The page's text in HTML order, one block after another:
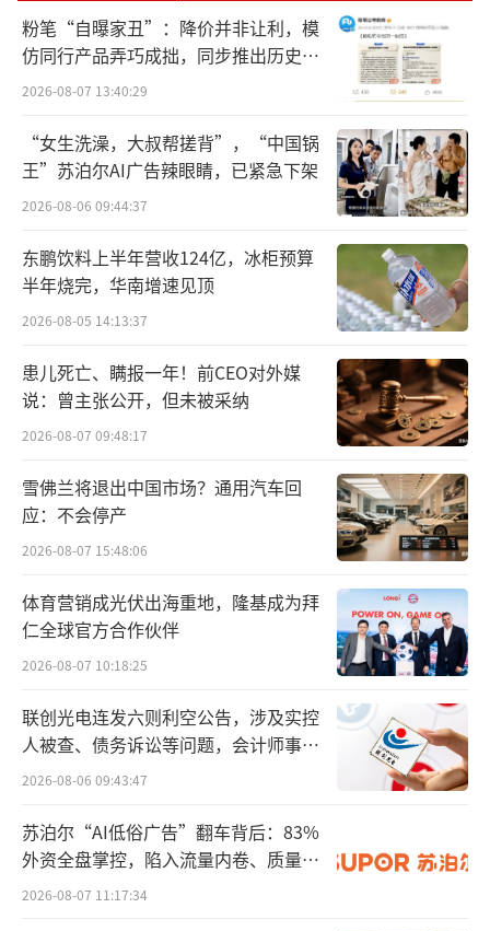
长线出行成为更多人的长假选择。假期异
求来自省外用户。异地出行用户常驻地与目的
地城市相距800公里以上的长线游打车需求同比
去年上涨22%，其中00后和95后贡献了47%的
长线需求。新疆喀什、甘肃武威、黑龙江齐齐
哈尔三地假期用车需求突出，同比分别上涨8
7%、78%和74%。
双节期间，坐大巴跨城出游、返乡需求高
涨，滴滴站点巴士完座规模较节前增长86%，
累计运送旅客超100万人次，其中，江西、云
南、广西为大巴出行的最热门省份（自治
区）。西双版纳-版纳植物园、上饶-篁岭/望仙
谷、成都-乐山/仁寿、大理-昆明等为热门大巴
出游线路；广州-梅州/河源、昆明-文山、郑州-
焦作等坐大巴返乡需求旺盛。此外，吉安-武功
山/井冈山景区、珠海-深圳市区/龙岗等假期黑
生活化度假重构“附近”消费动线 中秋夜
多地灯会打车涨幅超85%
粉笔“自曝家丑”：降价并非让利，模
仿同行产品弄巧成拙，同步推出历史学
员退费方案
2026-08-07 13:40:29
“女生洗澡，大叔帮搓背”，“中国锅
王”苏泊尔AI广告辣眼睛，已紧急下架
2026-08-06 09:44:37
东鹏饮料上半年营收124亿，冰柜预算
半年烧完，华南增速见顶
2026-08-05 14:13:37
患儿死亡、瞒报一年！前CEO对外媒
说：曾主张公开，但未被采纳
2026-08-07 09:48:17
雪佛兰将退出中国市场？通用汽车回
应：不会停产
2026-08-07 15:48:06
体育营销成光伏出海重地，隆基成为拜
仁全球官方合作伙伴
2026-08-07 10:18:25
联创光电连发六则利空公告，涉及实控
人被查、债务诉讼等问题，会计师事务
所曾出具“保留意见”
2026-08-06 09:43:47
苏泊尔“AI低俗广告”翻车背后：83%
外资全盘掌控，陷入流量内卷、质量频
发的负循环
2026-08-07 11:17:34